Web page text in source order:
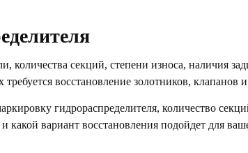
количества секций, степени износа, наличия
восстановление золотников, клапанов
гидрораспределителя, количество
какой вариант восстановления подойдет для